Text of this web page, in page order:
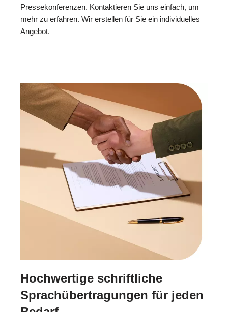
Pressekonferenzen. Kontaktieren Sie uns einfach, um
mehr zu erfahren. Wir erstellen für Sie ein individuelles
Angebot.
Hochwertige schriftliche
Sprachübertragungen für jeden